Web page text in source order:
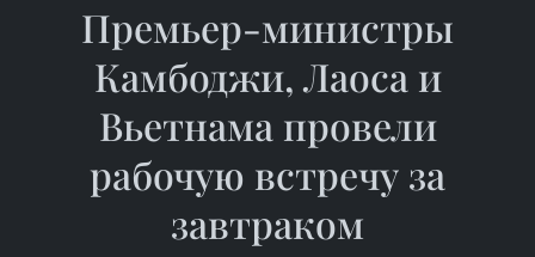
Премьер-министры
Камбоджи, Лаоса и
Вьетнама провели
рабочую встречу за
завтраком